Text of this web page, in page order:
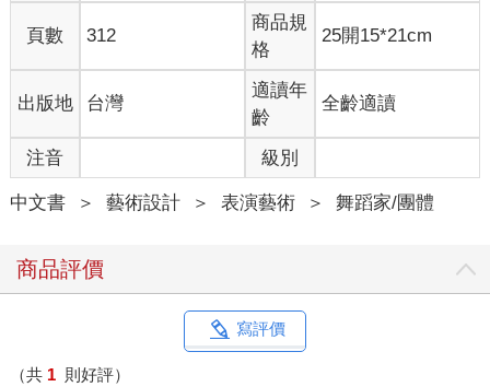
題。事實上，我不知如何告辭，林先生的少爺回來，要吃中飯，
我還呆呆坐著，林先生只好留我一起吃餃子。
開學後，我在聯副讀到兩篇「奇怪」的小說。一篇題目怪：〈失
業、撲克、炸魷魚〉，作者名字也怪，叫七等生。另一篇〈把瓶
子升上去〉講早上大家到學校時，看到國旗桿上吊著一個瓶子，
叮叮叮地輕敲旗桿。戒嚴、審查的台灣，半夜把空瓶子升上國旗
桿？許多年後，我才聽說，林先生考慮再三，決心刊登，發排
後，改變主意，拆版，換上另一篇。回家後還是捨不得，於是再
打電話，請排字工人再拆版，還是〈把瓶子升上去〉！二十八歲
知道我在寫小說，喜歡拉小提琴的二叔告訴我，他年輕時，到松
山結核療養院養病，一位叫作鍾理和的病友也在聯副發表文章。
再收到稿費，我馬上買了《雨》和《笠山農場》。書裡交代了出
版的過程：一九六○年八月四日，理和先生喀血往生，鮮血濺上正
在修改的中篇小說〈雨〉的稿紙上。三個禮拜後，聯副開始連載
頁數 312
商品規
格
25開15*21cm
出版地 台灣
適讀年
齡
全齡適讀
注音 級別
中文書 ＞ 藝術設計 ＞ 表演藝術 ＞ 舞蹈家/團體
商品評價
寫評價
（共 1 則好評）